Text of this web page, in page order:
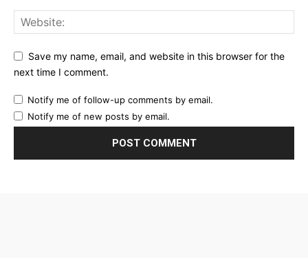
Save my name, email, and website in this browser for the
next time I comment.
Notify me of follow-up comments by email.
Notify me of new posts by email.